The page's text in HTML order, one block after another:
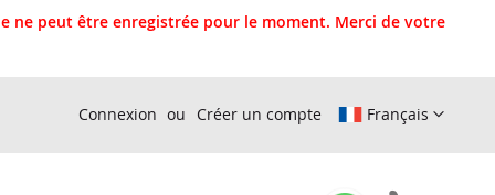
ne peut être enregistrée pour le moment. Merci de votre
Français
Connexion Créer un compte